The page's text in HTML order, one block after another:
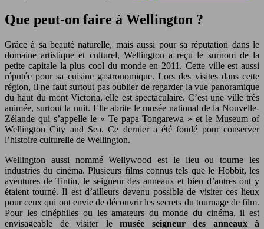
Que peut-on faire à Wellington ?
Grâce à sa beauté naturelle, mais aussi pour sa réputation dans le
domaine artistique et culturel, Wellington a reçu le surnom de la
petite capitale la plus cool du monde en 2011. Cette ville est aussi
réputée pour sa cuisine gastronomique. Lors des visites dans cette
région, il ne faut surtout pas oublier de regarder la vue panoramique
du haut du mont Victoria, elle est spectaculaire. C’est une ville très
animée, surtout la nuit. Elle abrite le musée national de la Nouvelle-
Zélande qui s’appelle le « Te papa Tongarewa » et le Museum of
Wellington City and Sea. Ce dernier a été fondé pour conserver
l’histoire culturelle de Wellington.
Wellington aussi nommé Wellywood est le lieu ou tourne les
industries du cinéma. Plusieurs films connus tels que le Hobbit, les
aventures de Tintin, le seigneur des anneaux et bien d’autres ont y
étaient tourné. Il est d’ailleurs devenu possible de visiter ces lieux
pour ceux qui ont envie de découvrir les secrets du tournage de film.
Pour les cinéphiles ou les amateurs du monde du cinéma, il est
envisageable de visiter le musée seigneur des anneaux à